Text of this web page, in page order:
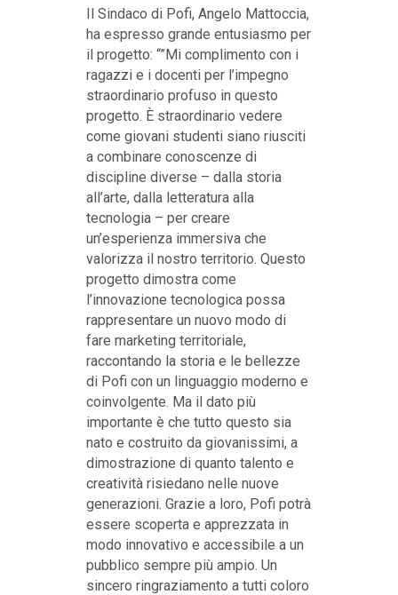
Il Sindaco di Pofi, Angelo Mattoccia,
ha espresso grande entusiasmo per
il progetto: “”Mi complimento con i
ragazzi e i docenti per l’impegno
straordinario profuso in questo
progetto. È straordinario vedere
come giovani studenti siano riusciti
a combinare conoscenze di
discipline diverse – dalla storia
all’arte, dalla letteratura alla
tecnologia – per creare
un’esperienza immersiva che
valorizza il nostro territorio. Questo
progetto dimostra come
l’innovazione tecnologica possa
rappresentare un nuovo modo di
fare marketing territoriale,
raccontando la storia e le bellezze
di Pofi con un linguaggio moderno e
coinvolgente. Ma il dato più
importante è che tutto questo sia
nato e costruito da giovanissimi, a
dimostrazione di quanto talento e
creatività risiedano nelle nuove
generazioni. Grazie a loro, Pofi potrà
essere scoperta e apprezzata in
modo innovativo e accessibile a un
pubblico sempre più ampio. Un
sincero ringraziamento a tutti coloro